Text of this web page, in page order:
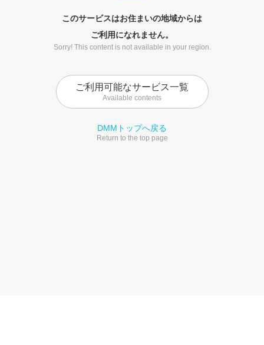
このサービスはお住まいの地域からは
ご利用になれません。
Sorry! This content is not available in your region.
ご利用可能なサービス一覧
Available contents
DMMトップへ戻る
Return to the top page